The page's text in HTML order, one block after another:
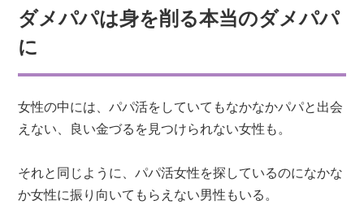
ダメパパは身を削る本当のダメパパ
に
女性の中には、パパ活をしていてもなかなかパパと出会
えない、良い金づるを見つけられない女性も。
それと同じように、パパ活女性を探しているのになかな
か女性に振り向いてもらえない男性もいる。